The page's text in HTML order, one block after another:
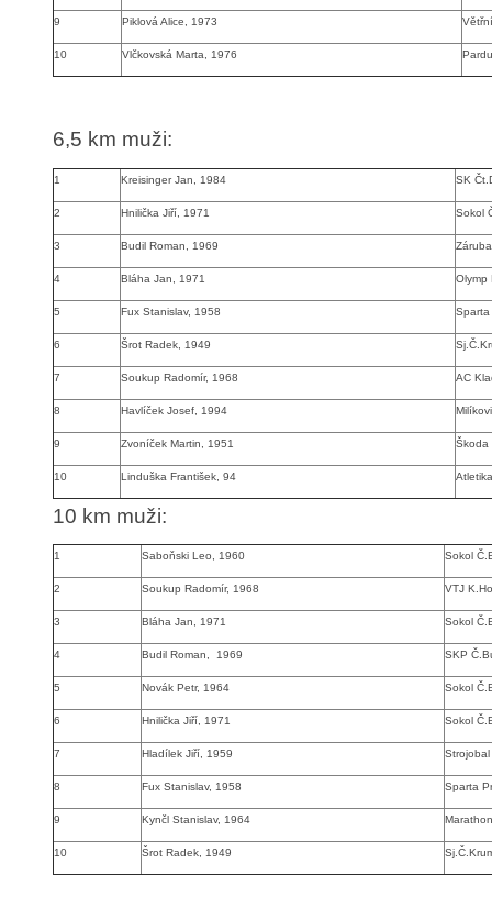
9 Piklová Alice, 1973 Větřní
10 Vlčkovská Marta, 1976
6,5 km muži:
1 Kreisinger Jan, 1984 SK
2 Hnilička Jiří, 1971 Sokol
3 Budil Roman, 1969
4 Bláha Jan, 1971 Olymp
5 Fux Stanislav, 1958 Sparta
6 Šrot Radek, 1949
7 Soukup Radomír, 1968 AC
8 Havlíček Josef, 1994
9 Zvoníček Martin, 1951 Škoda
10 Linduška František, 94
10 km muži:
1 Saboňski Leo, 1960 Sokol
2 Soukup Radomír, 1968 VTJ
3 Bláha Jan, 1971 Sokol
4 Budil Roman, 1969 SKP
5 Novák Petr, 1964 Sokol
6 Hnilička Jiří, 1971 Sokol
7 Hladílek Jiří, 1959
8 Fux Stanislav, 1958 Sparta
9 Kynčl Stanislav, 1964
10 Šrot Radek, 1949